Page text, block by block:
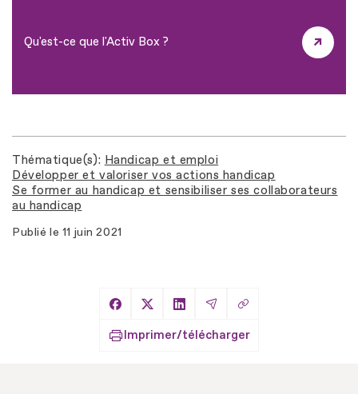
Qu'est-ce que l'Activ Box ?
Thématique(s) Handicap et emploi
Développer et valoriser vos actions handicap
Se former au handicap et sensibiliser ses collaborateurs
au handicap
Publié le 11 juin 2021
Partager sur Facebook
Partager sur X
Partager sur LinkedIn
Partager par Email
Copier le lien
Imprimer/télécharger